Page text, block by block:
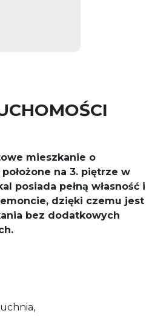
mieszkanie o
położone na 3. piętrze w
posiada pełną własność i
, dzięki czemu jest
bez dodatkowych